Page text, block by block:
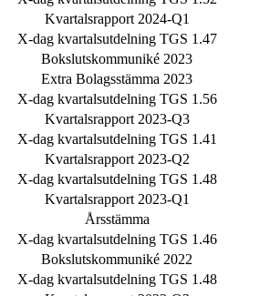
Kvartalsrapport 2024-Q1
X-dag kvartalsutdelning TGS 1.47
Bokslutskommuniké 2023
Extra Bolagsstämma 2023
X-dag kvartalsutdelning TGS 1.56
Kvartalsrapport 2023-Q3
X-dag kvartalsutdelning TGS 1.41
Kvartalsrapport 2023-Q2
X-dag kvartalsutdelning TGS 1.48
Kvartalsrapport 2023-Q1
Årsstämma
X-dag kvartalsutdelning TGS 1.46
Bokslutskommuniké 2022
X-dag kvartalsutdelning TGS 1.48